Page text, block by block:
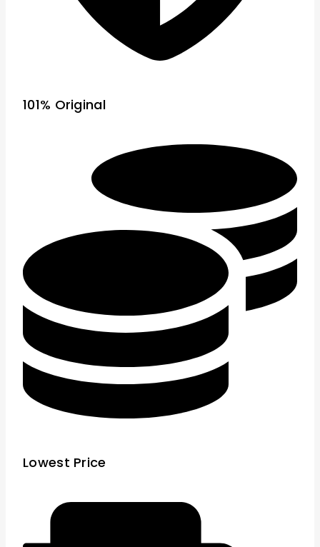
101% Original
Lowest Price